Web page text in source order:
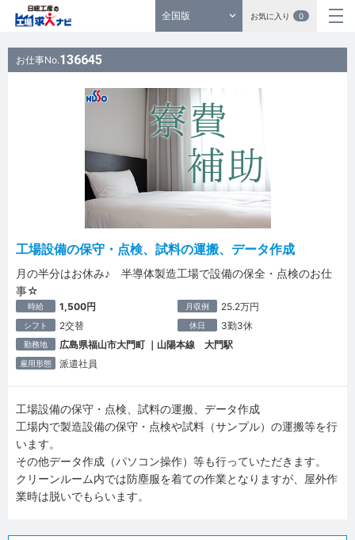
全国版 お気に入り 0
お仕事No.136645
工場設備の保守・点検、試料の運搬、データ作成
月の半分はお休み♪ 半導体製造工場で設備の保全・点検のお仕
事☆
時給 1,500円 月収例 25.2万円
シフト 2交替 休日 3勤3休
勤務地 広島県福山市大門町 ｜山陽本線 大門駅
雇用形態 派遣社員
工場設備の保守・点検、試料の運搬、データ作成
工場内で製造設備の保守・点検や試料（サンプル）の運搬等を行
います。
その他データ作成（パソコン操作）等も行っていただきます。
クリーンルーム内では防塵服を着ての作業となりますが、屋外作
業時は脱いでもらいます。